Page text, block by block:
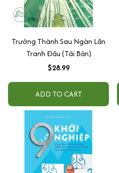
Trưởng Thành Sau Ngàn Lần
Tranh Đấu (Tái Bản)
$28.99
ADD TO CART